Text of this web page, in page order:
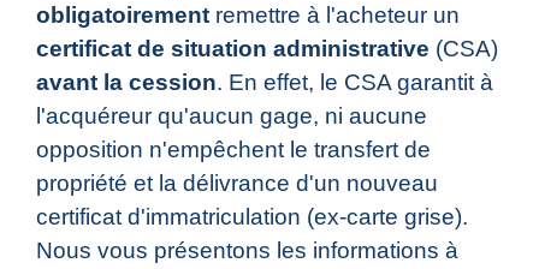
obligatoirement remettre à l'acheteur un
certificat de situation administrative (CSA)
avant la cession. En effet, le CSA garantit à
l'acquéreur qu'aucun gage, ni aucune
opposition n'empêchent le transfert de
propriété et la délivrance d'un nouveau
certificat d'immatriculation (ex-carte grise).
Nous vous présentons les informations à